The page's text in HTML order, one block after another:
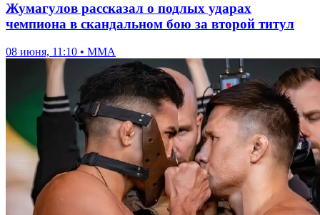
Жумагулов рассказал о подлых ударах
чемпиона в скандальном бою за второй титул
08 июня, 11:10 • ММА